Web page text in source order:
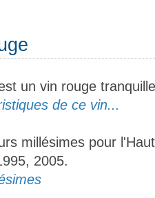
un vin rouge
de ce vin...
millésimes pour
2005.